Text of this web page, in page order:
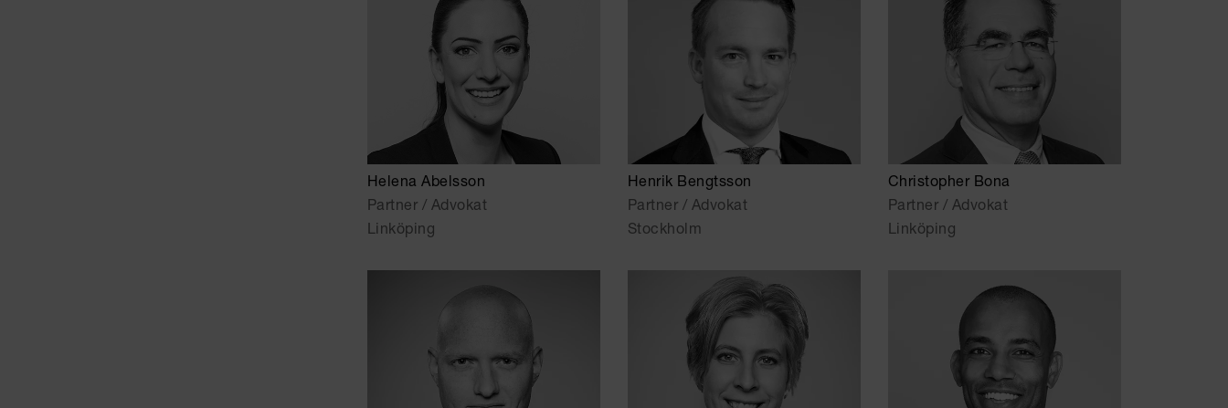
Helena Abelsson
Partner / Advokat
Linköping
Henrik Bengtsson
Partner / Advokat
Stockholm
Christopher Bona
Partner / Advokat
Linköping